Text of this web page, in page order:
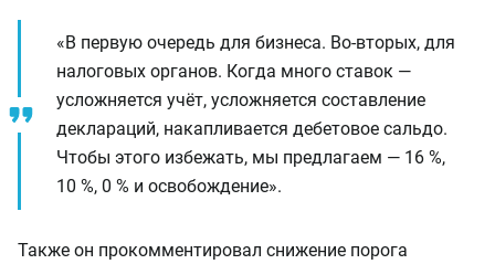
«В первую очередь для бизнеса. Во-вторых, для
налоговых органов. Когда много ставок —
усложняется учёт, усложняется составление
деклараций, накапливается дебетовое сальдо.
Чтобы этого избежать, мы предлагаем — 16 %,
10 %, 0 % и освобождение».
Также он прокомментировал снижение порога